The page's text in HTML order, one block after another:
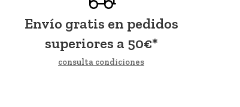
Envío gratis en pedidos
superiores a 50€*
consulta condiciones